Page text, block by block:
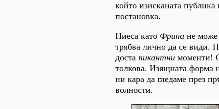
който изисканата публика
постановка.
Пиеса като Фрина не може
трябва лично да се види.
доста пикантни моменти!
толкова. Изящната форма
ни кара да гледаме през
волности.